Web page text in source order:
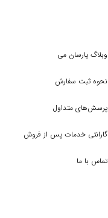
وبلاگ پارسان می
نحوه ثبت سفارش
پرسش‌های متداول
گارانتی خدمات پس از فروش
تماس با ما